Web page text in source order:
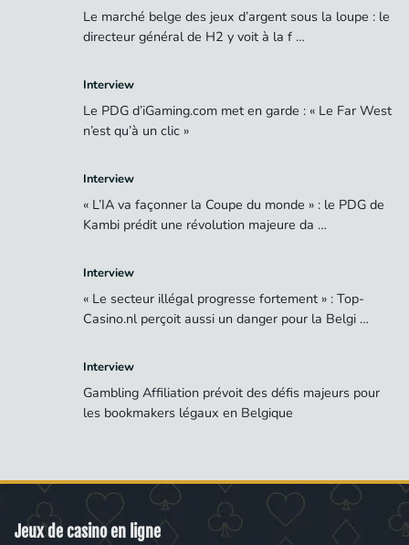
Le marché belge des jeux d’argent sous la loupe : le
directeur général de H2 y voit à la f …
Interview
Le PDG d’iGaming.com met en garde : « Le Far West
n’est qu’à un clic »
Interview
« L’IA va façonner la Coupe du monde » : le PDG de
Kambi prédit une révolution majeure da …
Interview
« Le secteur illégal progresse fortement » : Top-
Casino.nl perçoit aussi un danger pour la Belgi …
Interview
Gambling Affiliation prévoit des défis majeurs pour
les bookmakers légaux en Belgique
Jeux de casino en ligne